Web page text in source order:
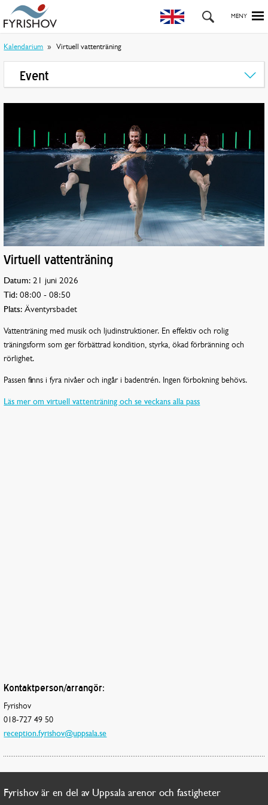
Kalendarium Virtuell vattenträning
Event
Virtuell vattenträning
Datum: 21 juni 2026
Tid: 08:00 - 08:50
Plats: Äventyrsbadet
Vattenträning med musik och ljudinstruktioner. En effektiv och rolig
träningsform som ger förbättrad kondition, styrka, ökad förbränning och
rörlighet.
Passen finns i fyra nivåer och ingår i badentrén. Ingen förbokning behövs.
Läs mer om virtuell vattenträning och se veckans alla pass
Kontaktperson/arrangör:
Fyrishov
018-727 49 50
reception.fyrishov@uppsala.se
Fyrishov är en del av Uppsala arenor och fastigheter